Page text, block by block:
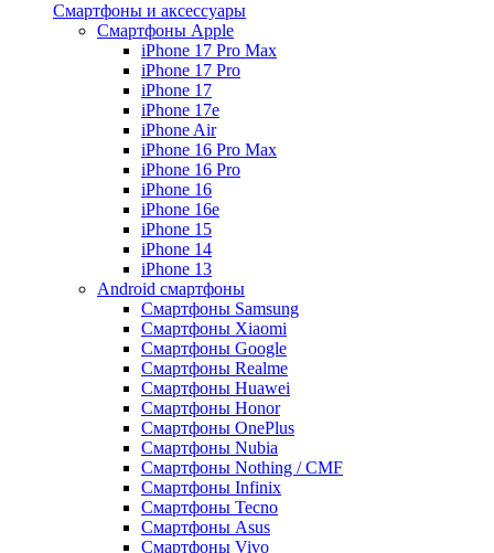
Смартфоны и аксессуары
Смартфоны Apple
iPhone 17 Pro Max
iPhone 17 Pro
iPhone 17
iPhone 17e
iPhone Air
iPhone 16 Pro Max
iPhone 16 Pro
iPhone 16
iPhone 16e
iPhone 15
iPhone 14
iPhone 13
Android cмартфоны
Смартфоны Samsung
Смартфоны Xiaomi
Смартфоны Google
Смартфоны Realme
Смартфоны Huawei
Смартфоны Honor
Смартфоны OnePlus
Смартфоны Nubia
Смартфоны Nothing / CMF
Смартфоны Infinix
Смартфоны Tecno
Смартфоны Asus
Смартфоны Vivo